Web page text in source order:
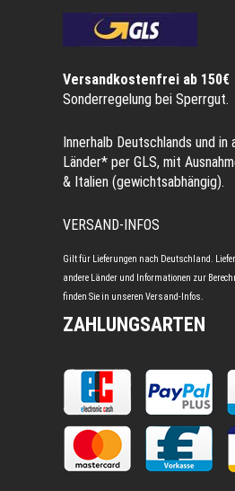
Versandkostenfrei ab 150€
Sonderregelung bei Sperrgut.
Innerhalb Deutschlands und
Länder* per GLS, mit
& Italien (gewichtsabhängig).
VERSAND-INFOS
Gilt für Lieferungen nach Deutschland.
andere Länder und Informationen zur
finden Sie in unseren Versand-Infos.
ZAHLUNGSARTEN